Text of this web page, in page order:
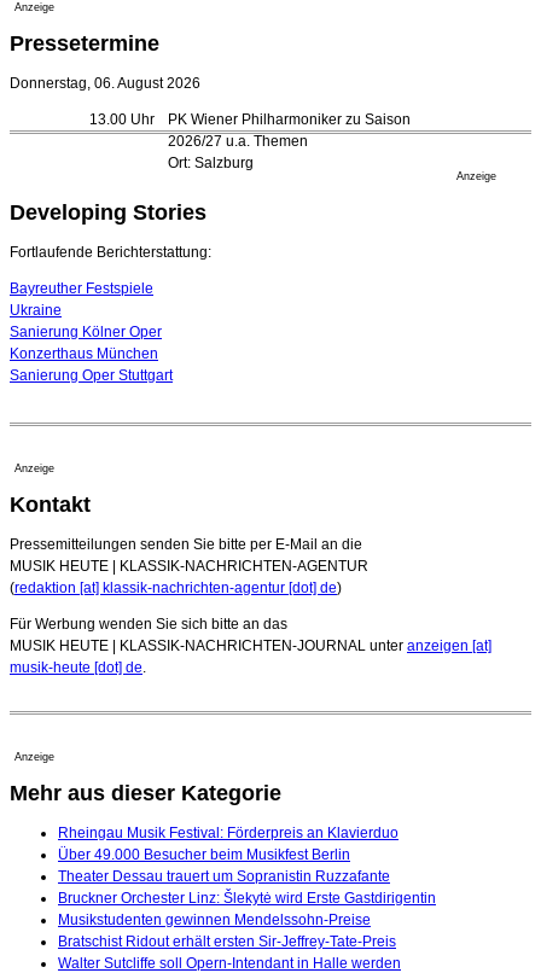
Opernhäuser gedenken vertriebener jüdischer
Ensemblemitglieder
Festspiele
17. Juli 2026 - 18:03 Uhr
16. Juli 2026 - 22:49 Uhr
Quatuor Ebène wird mit Bremer Musikfest-Preis
04. August 2026 - 13:30 Uhr
Anzeige
Pressetermine
Donnerstag, 06. August 2026
13.00 Uhr
PK Wiener Philharmoniker zu Saison
2026/27 u.a. Themen
Ort: Salzburg
Anzeige
Developing Stories
Fortlaufende Berichterstattung:
Bayreuther Festspiele
Ukraine
Sanierung Kölner Oper
Konzerthaus München
Sanierung Oper Stuttgart
Anzeige
Kontakt
Pressemitteilungen senden Sie bitte per E-Mail an die
MUSIK HEUTE | KLASSIK-NACHRICHTEN-AGENTUR
(redaktion [at] klassik-nachrichten-agentur [dot] de)
Für Werbung wenden Sie sich bitte an das
MUSIK HEUTE | KLASSIK-NACHRICHTEN-JOURNAL unter anzeigen [at]
musik-heute [dot] de
Anzeige
Mehr aus dieser Kategorie
Rheingau Musik Festival: Förderpreis an Klavierduo
Über 49.000 Besucher beim Musikfest Berlin
Theater Dessau trauert um Sopranistin Ruzzafante
Bruckner Orchester Linz: Šlekytė wird Erste Gastdirigentin
Musikstudenten gewinnen Mendelssohn-Preise
Bratschist Ridout erhält ersten Sir-Jeffrey-Tate-Preis
Walter Sutcliffe soll Opern-Intendant in Halle werden